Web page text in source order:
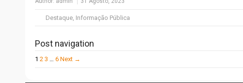
Destaque, Informação Pública
Post navigation
1 2 3 … 6 Next →